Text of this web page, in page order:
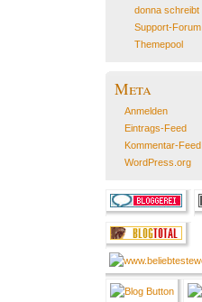
donna schreibt
Support-Forum
Themepool
Meta
Anmelden
Eintrags-Feed
Kommentar-Feed
WordPress.org